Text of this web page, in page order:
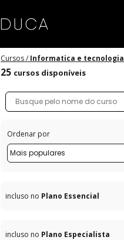
Cursos / Informatica e tecnologia
25 cursos disponíveis
Ordenar por
incluso no Plano Essencial
incluso no Plano Especialista